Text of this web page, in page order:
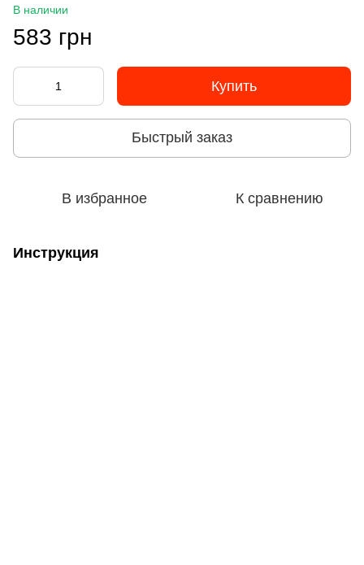
В наличии
583 грн
Купить
Быстрый заказ
В избранное К сравнению
Инструкция